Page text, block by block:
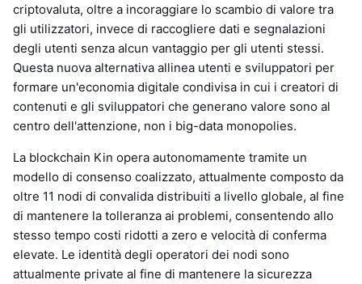
criptovaluta, oltre a incoraggiare lo scambio di valore tra
gli utilizzatori, invece di raccogliere dati e segnalazioni
degli utenti senza alcun vantaggio per gli utenti stessi.
Questa nuova alternativa allinea utenti e sviluppatori per
formare un'economia digitale condivisa in cui i creatori di
contenuti e gli sviluppatori che generano valore sono al
centro dell'attenzione, non i big-data monopolies.
La blockchain Kin opera autonomamente tramite un
modello di consenso coalizzato, attualmente composto da
oltre 11 nodi di convalida distribuiti a livello globale, al fine
di mantenere la tolleranza ai problemi, consentendo allo
stesso tempo costi ridotti a zero e velocità di conferma
elevate. Le identità degli operatori dei nodi sono
attualmente private al fine di mantenere la sicurezza